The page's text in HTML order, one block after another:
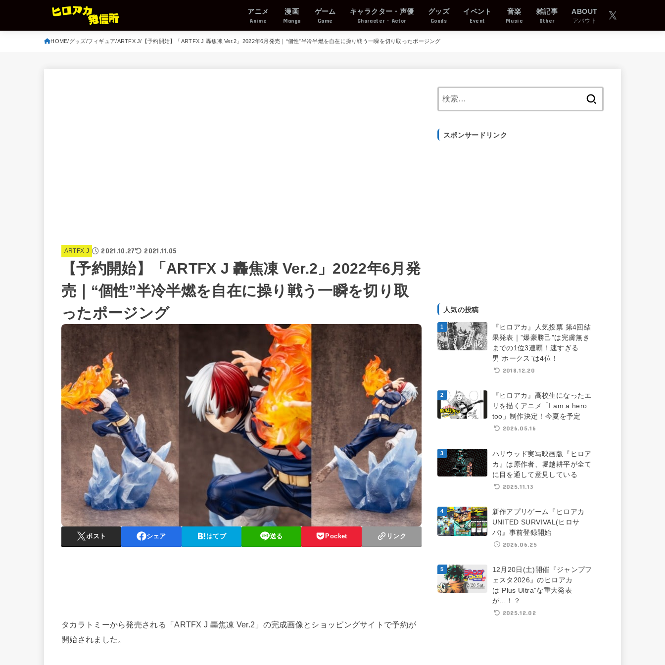
アニメ
Anime
漫画
Manga
ゲーム
Game
キャラクター・声優
Character・Actor
グッズ
Goods
イベント
Event
音楽
Music
雑記事
Other
ABOUT
アバウト
HOME グッズ フィギュア ARTFX J 【予約開始】「ARTFX J 轟焦凍 Ver.2」2022年6月発売｜“個性”半冷半燃を自在に操り戦う一瞬を切り取ったポージング
ARTFX J 2021.10.27 2021.11.05
【予約開始】「ARTFX J 轟焦凍 Ver.2」2022年6月発
売｜“個性”半冷半燃を自在に操り戦う一瞬を切り取
ったポージング
ポスト シェア はてブ 送る Pocket リンク
タカラトミーから発売される「ARTFX J 轟焦凍 Ver.2」の完成画像とショッピングサイトで予約が
開始されました。
スポンサードリンク
人気の投稿
『ヒロアカ』人気投票 第4回結
果発表｜”爆豪勝己”は完膚無き
までの1位3連覇！速すぎる
男”ホークス”は4位！
2018.12.20
『ヒロアカ』高校生になったエ
リを描くアニメ「I am a hero
too」制作決定！今夏を予定
2026.05.16
ハリウッド実写映画版『ヒロア
カ』は原作者、堀越耕平が全て
に目を通して意見している
2025.11.13
新作アプリゲーム『ヒロアカ
UNITED SURVIVAL(ヒロサ
バ)』事前登録開始
2026.06.25
12月20日(土)開催『ジャンプフ
ェスタ2026』のヒロアカ
は”Plus Ultra”な重大発表
が…！？
2025.12.02